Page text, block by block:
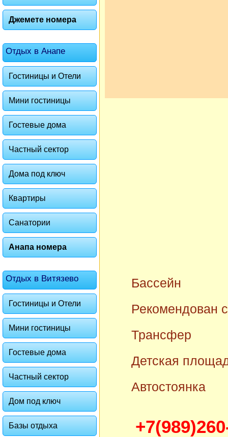
Джемете номера
Отдых в Анапе
Гостиницы и Отели
Мини гостиницы
Гостевые дома
Частный сектор
Дома под ключ
Квартиры
Санатории
Анапа номера
Отдых в Витязево
Гостиницы и Отели
Мини гостиницы
Гостевые дома
Частный сектор
Дом под ключ
Базы отдыха
Бассейн
Рекомендован
Трансфер
Детская
Автостоянка